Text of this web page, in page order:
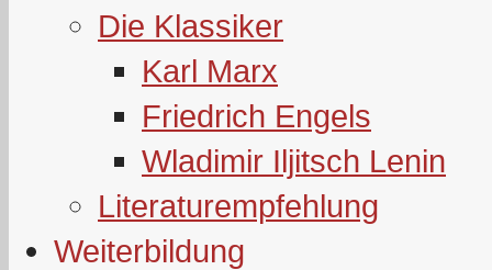
Die Klassiker
Karl Marx
Friedrich Engels
Wladimir Iljitsch Lenin
Literaturempfehlung
Weiterbildung